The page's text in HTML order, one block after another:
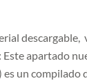
descargable,
Este apartado
es un compilado